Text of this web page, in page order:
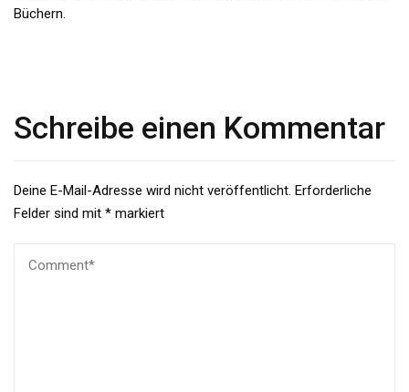
Büchern.
Schreibe einen Kommentar
Deine E-Mail-Adresse wird nicht veröffentlicht. Erforderliche
Felder sind mit * markiert